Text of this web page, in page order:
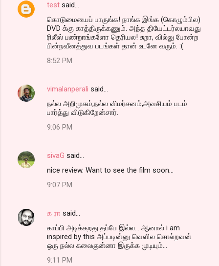
test said…
கொடுமையைப் பாருங்க! நாங்க இங்க (கொழும்பில)
DVD க்கு காத்திருக்கணும். அந்த தியேட்டர்லயாவது
ரிலீஸ் பண்றாங்களோ தெரியல! சுறா, வில்லு போன்ற
பின்நவீனத்துவ படங்கள் தான் உடனே வரும். :(
8:52 PM
vimalanperali said…
நல்ல அறிமுகம்,நல்ல விமர்சனம்,அவசியம் படம்
பார்த்து விடுகிறேன்சார்.
9:06 PM
sivaG said…
nice review. Want to see the film soon...
9:07 PM
க ரா said…
காப்பி அடிக்கறது தப்பே இல்ல... ஆனால் i am
inspired by this அப்படின்னு வெளில சொல்றவன்
ஒரு நல்ல கலைஞன்னா இருக்க முடியும்...
9:11 PM